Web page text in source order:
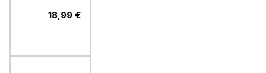
ročajem18,99 €